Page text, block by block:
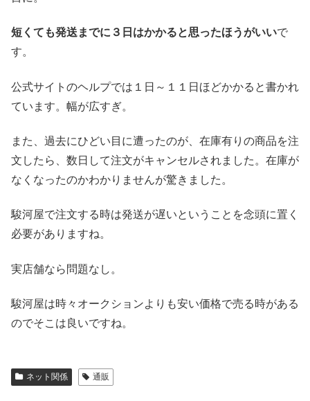
短くても発送までに３日はかかると思ったほうがいいで
す。
公式サイトのヘルプでは１日～１１日ほどかかると書かれ
ています。幅が広すぎ。
また、過去にひどい目に遭ったのが、在庫有りの商品を注
文したら、数日して注文がキャンセルされました。在庫が
なくなったのかわかりませんが驚きました。
駿河屋で注文する時は発送が遅いということを念頭に置く
必要がありますね。
実店舗なら問題なし。
駿河屋は時々オークションよりも安い価格で売る時がある
のでそこは良いですね。
ネット関係 通販